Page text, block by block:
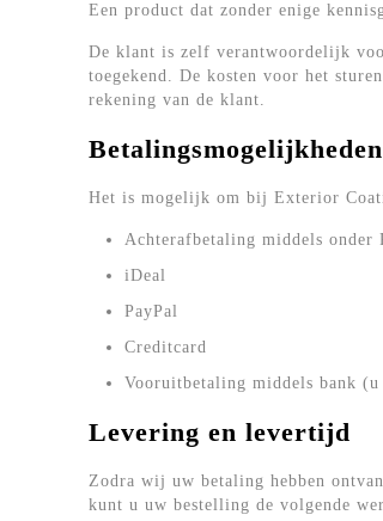
Een product dat zonder enige
De klant is zelf verantwoordelijk
toegekend. De kosten voor het
rekening van de klant.
Betalingsmogelijkheden
Het is mogelijk om bij Exterior
Achterafbetaling middels onder
iDeal
PayPal
Creditcard
Vooruitbetaling middels bank (u
Levering en levertijd
Zodra wij uw betaling hebben
kunt u uw bestelling de volgende